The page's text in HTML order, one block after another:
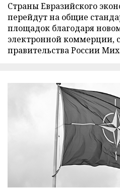
Страны Евразийского
перейдут на общие
площадок благодаря
электронной коммерции,
правительства России